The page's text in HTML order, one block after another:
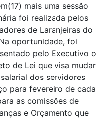
mais uma sessão
foi realizada pelos
de Laranjeiras do
oportunidade, foi
pelo Executivo o
de Lei que visa mudar
dos servidores
para fevereiro de cada
as comissões de
e Orçamento que